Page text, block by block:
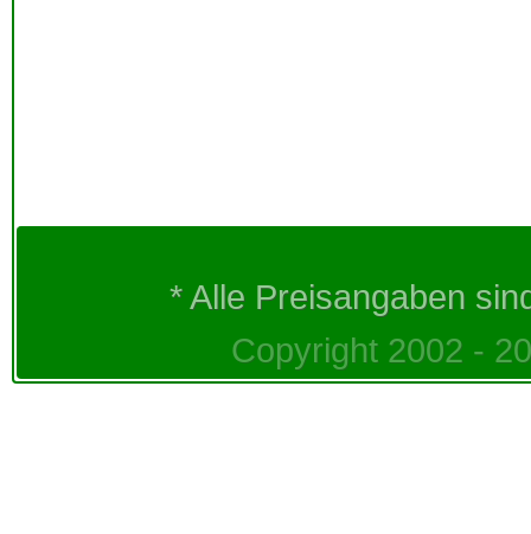
* Alle Preisangaben
Copyright 2002 -